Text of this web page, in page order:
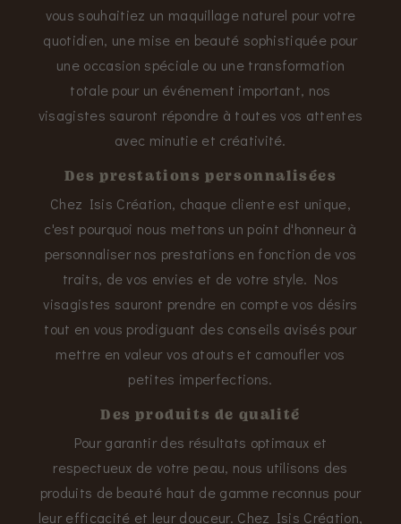
vous souhaitiez un maquillage naturel pour votre
quotidien, une mise en beauté sophistiquée pour
une occasion spéciale ou une transformation
totale pour un événement important, nos
visagistes sauront répondre à toutes vos attentes
avec minutie et créativité.
Des prestations personnalisées
Chez Isis Création, chaque cliente est unique,
c'est pourquoi nous mettons un point d'honneur à
personnaliser nos prestations en fonction de vos
traits, de vos envies et de votre style. Nos
visagistes sauront prendre en compte vos désirs
tout en vous prodiguant des conseils avisés pour
mettre en valeur vos atouts et camoufler vos
petites imperfections.
Des produits de qualité
Pour garantir des résultats optimaux et
respectueux de votre peau, nous utilisons des
produits de beauté haut de gamme reconnus pour
leur efficacité et leur douceur. Chez Isis Création,